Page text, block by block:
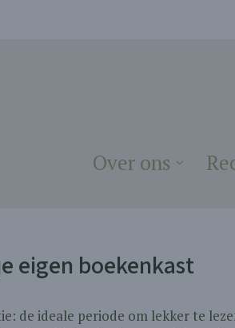
Over ons
eigen boekenkast
de ideale periode om lekker te